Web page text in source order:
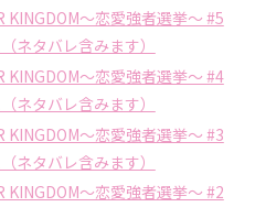
KINGDOM〜恋愛強者選挙〜 #5
ネタバレ含みます）
KINGDOM〜恋愛強者選挙〜 #4
ネタバレ含みます）
KINGDOM〜恋愛強者選挙〜 #3
ネタバレ含みます）
KINGDOM〜恋愛強者選挙〜 #2